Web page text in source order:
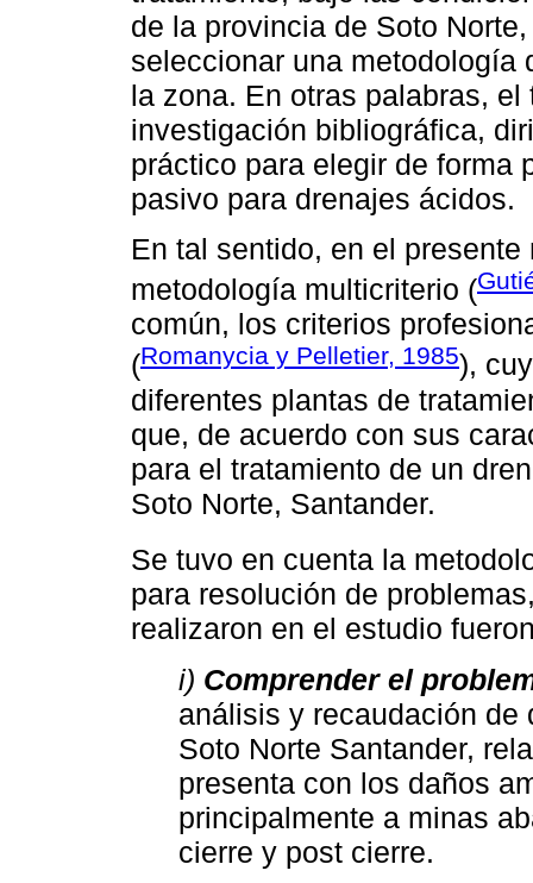
de la provincia de Soto
seleccionar una metodología
la zona. En otras palabras,
investigación bibliográfica,
práctico para elegir de forma
pasivo para drenajes ácidos.
En tal sentido, en el
metodología multicriterio (
común, los criterios
(Romanycia y Pelletier, 1985),
diferentes plantas de
que, de acuerdo con sus
para el tratamiento de un
Soto Norte, Santander.
Se tuvo en cuenta la
para resolución de
realizaron en el estudio
i) Comprender el
análisis y recaudación de
Soto Norte Santander,
presenta con los daños
principalmente a minas
cierre y post cierre.